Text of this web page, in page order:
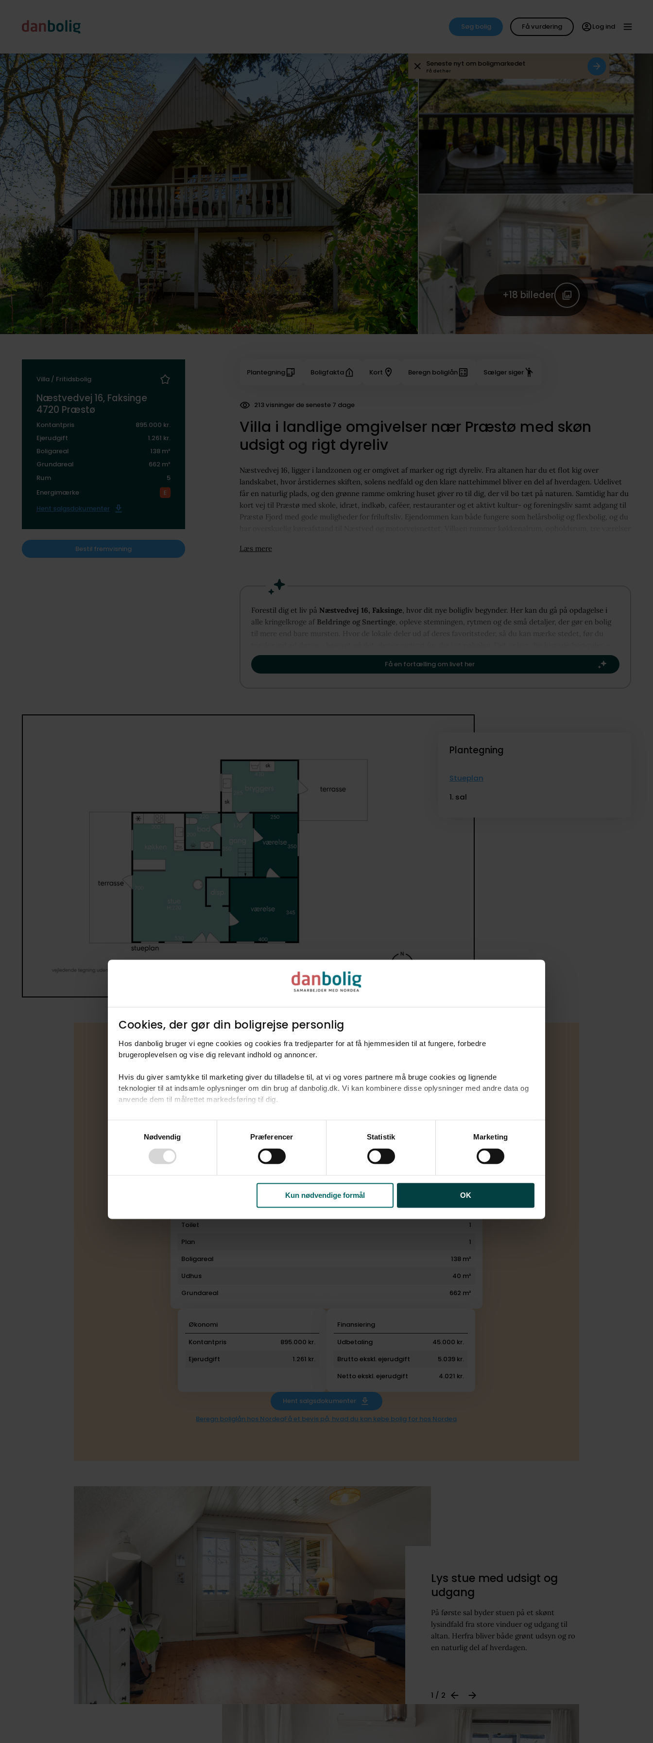
Cookies, der gør din boligrejse personlig​
Hos danbolig bruger vi egne cookies og cookies fra tredjeparter for at få hjemmesiden til at fungere, forbedre
brugeroplevelsen og vise dig relevant indhold og annoncer.​
Hvis du giver samtykke til marketing giver du tilladelse til, at vi og vores partnere må bruge cookies og lignende
teknologier til at indsamle oplysninger om din brug af danbolig.dk. Vi kan kombinere disse oplysninger med andre data og
anvende dem til målrettet markedsføring til dig.​
Ved at klikke på ”OK” giver du samtykke til alle formål. Du kan til enhver tid læse mere om brugen af cookies samt
tilbagekalde dit samtykke ved at følge linket til vores
. Oplysninger om behandling af personoplysninger
Nødvendig Præferencer Statistik Marketing
Kun nødvendige formål OK
Søg bolig Få vurdering Log ind
Seneste nyt om boligmarkedet
Få det her
+18 billeder
Villa / Fritidsbolig
Næstvedvej 16, Faksinge
4720 Præstø
Kontantpris
895.000 kr.
Ejerudgift
1.261 kr.
Boligareal
138 m²
Grundareal
662 m²
Rum
5
Energimærke
Hent salgsdokumenter
Bestil fremvisning
Plantegning Boligfakta Kort Beregn boliglån Sælger siger
213 visninger de seneste 7 dage
233 dokumenter downloadet
Villa i landlige omgivelser nær Præstø med skøn
udsigt og rigt dyreliv
Næstvedvej 16, ligger i landzonen og er omgivet af marker og rigt dyreliv. Fra altanen har du et flot kig over
landskabet, hvor årstidernes skiften, solens nedfald og den klare nattehimmel bliver en del af hverdagen. Udelivet
får en naturlig plads, og den grønne ramme omkring huset giver ro til dig, der vil bo tæt på naturen. Samtidig har du
kort vej til Præstø med skole, idræt, indkøb, caféer, restauranter og et aktivt kultur- og foreningsliv samt adgang til
Præstø Fjord med gode muligheder for friluftsliv. Ejendommen kan både fungere som helårsbolig og flexbolig, og du
Læs mere
Forestil dig et liv på Næstvedvej 16, Faksinge, hvor dit nye boligliv begynder. Her kan du gå på opdagelse i
alle kringelkroge af Beldringe og Snertinge, opleve stemningen, rytmen og de små detaljer, der gør en bolig
til mere end bare mursten. Hvor de lokale deler ud af deres favoritsteder, så du kan mærke stedet, før du
og vi glæder os til at vise dig, hvordan Beldringe og Snertinge kan danne rammen om dit næste kapitel.​
Få en fortælling om livet her
Plantegning
Stueplan
1. sal
Type
Villa / Fritidsbolig
Energimærke
Ombygget
5
1
Toilet
1
Plan
1
Boligareal
138 m²
Udhus
40 m²
Grundareal
662 m²
Økonomi
Kontantpris
895.000 kr.
Ejerudgift
1.261 kr.
Finansiering
Udbetaling
45.000 kr.
Brutto ekskl. ejerudgift
5.039 kr.
Netto ekskl. ejerudgift
4.021 kr.
Hent salgsdokumenter
Beregn boliglån hos NordeaFå et bevis på, hvad du kan købe bolig for hos Nordea
Lys stue med udsigt og
udgang
På første sal byder stuen på et skønt
lysindfald fra store vinduer og udgang til
altan. Herfra bliver både grønt udsyn og ro
en naturlig del af hverdagen.
1 / 2